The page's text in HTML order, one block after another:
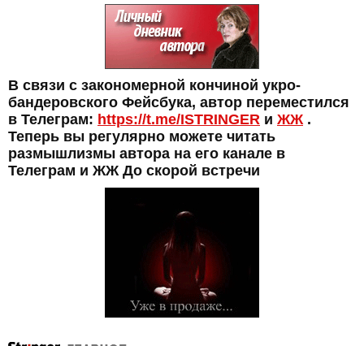
В связи с закономерной кончиной укро-
бандеровского Фейсбука, автор переместился
в Телеграм: https://t.me/ISTRINGER и ЖЖ.
Теперь вы регулярно можете читать
размышлизмы автора на его канале в
Телеграм и ЖЖ До скорой встречи